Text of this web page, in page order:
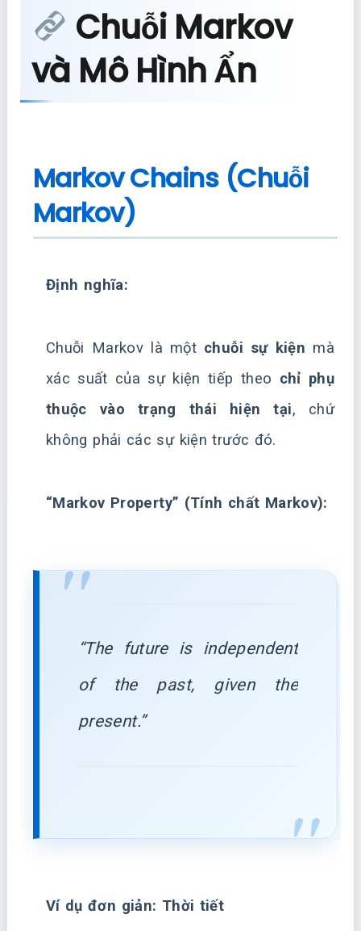
Chuỗi Markov
và Mô Hình Ẩn
Markov Chains (Chuỗi
Markov)
Định nghĩa:
Chuỗi Markov là một chuỗi sự kiện mà
xác suất của sự kiện tiếp theo chỉ phụ
thuộc vào trạng thái hiện tại, chứ
không phải các sự kiện trước đó.
“Markov Property” (Tính chất Markov):
“The future is independent
of the past, given the
present.”
Ví dụ đơn giản: Thời tiết